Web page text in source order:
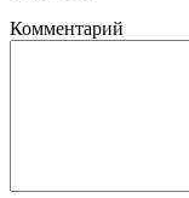
Комментарий